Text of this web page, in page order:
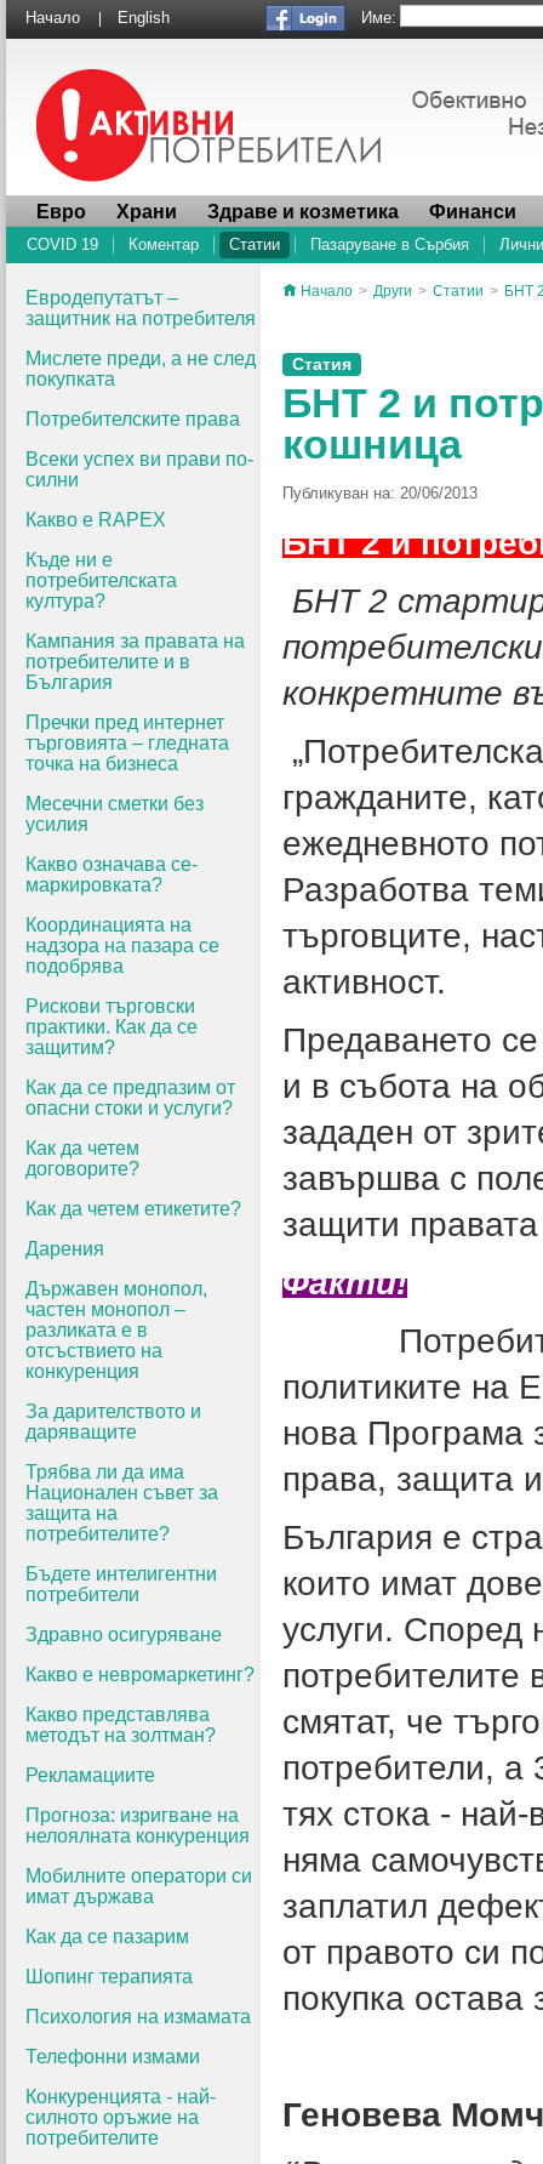
Начало English Име:
Евро Храни Здраве и козметика Финанси
COVID 19 Коментар Статии Пазаруване в Сърбия
Евродепутатът –
защитник на потребителя
Мислете преди, а не след
покупката
Потребителските права
Всеки успех ви прави по-
силни
Какво e RAPEX
Къде ни е
потребителската
култура?
Кампания за правата на
потребителите и в
България
Пречки пред интернет
търговията – гледната
точка на бизнеса
Месечни сметки без
усилия
Какво означава се-
маркировката?
Координацията на
надзора на пазара се
подобрява
Рискови търговски
практики. Как да се
защитим?
Как да се предпазим от
опасни стоки и услуги?
Как да четем
договорите?
Как да четем етикетите?
Дарения
Държавен монопол,
частен монопол –
разликата е в
отсъствието на
конкуренция
За дарителството и
даряващите
Трябва ли да има
Национален съвет за
защита на
потребителите?
Бъдете интелигентни
потребители
Здравно осигуряване
Какво е невромаркетинг?
Какво представлява
методът на золтман?
Рекламациите
Прогноза: изригване на
нелоялната конкуренция
Мобилните оператори си
имат държава
Как да се пазарим
Шопинг терапията
Психология на измамата
Телефонни измами
Конкуренцията - най-
силното оръжие на
потребителите
Начало > Други > Статии > БНТ
Статия
БНТ 2 и
кошница
Публикуван на: 20/06/2013
БНТ 2 и
БНТ 2
конкретните
гражданите,
ежедневното
Разработва
търговците,
активност.
Предаването
и в събота на
зададен от
завършва с
защити
Факти!
политиките на
нова Програма
права, защита
България е
които имат
услуги. Според
потребителите
смятат, че
потребители, а
тях стока -
няма
заплатил
от правото си
покупка остава
Геновева